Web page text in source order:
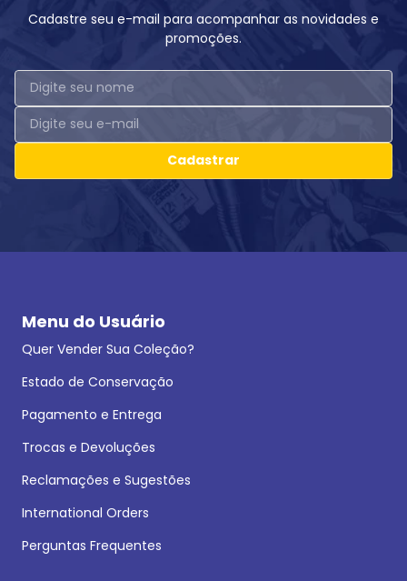
Cadastre seu e-mail para acompanhar as novidades e
promoções.
Cadastrar
Menu do Usuário
Quer Vender Sua Coleção?
Estado de Conservação
Pagamento e Entrega
Trocas e Devoluções
Reclamações e Sugestões
International Orders
Perguntas Frequentes